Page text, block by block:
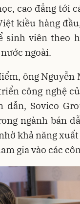
cao đẳng tới
kiều hàng
sinh viên theo
ngoài.
ông Nguyễn
công nghệ
dẫn, Sovico
ngành bán
khả năng
gia vào các